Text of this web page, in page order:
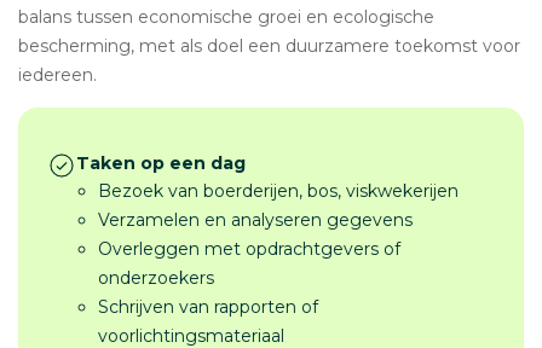
balans tussen economische groei en ecologische
bescherming, met als doel een duurzamere toekomst voor
iedereen.
Taken op een dag
Bezoek van boerderijen, bos, viskwekerijen
Verzamelen en analyseren gegevens
Overleggen met opdrachtgevers of
onderzoekers
Schrijven van rapporten of
voorlichtingsmateriaal